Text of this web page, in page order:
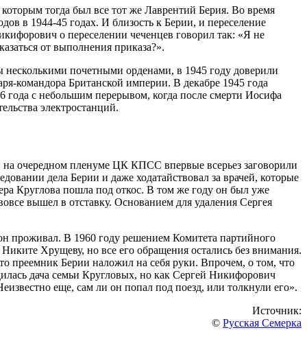
тогда был все тот же Лаврентий Берия. Во время
в 1944-45 годах. И близость к Берии, и переселение
о переселении чеченцев говорил так: «Я не
от выполнения приказа?».
почетными орденами, в 1945 году доверили
командора Британской империи. В декабре 1945 года
с небольшим перерывом, когда после смерти Иосифа
электростанций.
очередном пленуме ЦК КПСС впервые всерьез заговорили
дела Берии и даже ходатайствовал за врачей, которые
Круглова пошла под откос. В том же году он был уже
вышел в отставку. Основанием для удаления Сергея
проживал. В 1960 году решением Комитета партийного
Хрущеву, но все его обращения остались без внимания.
преемник Берии наложил на себя руки. Впрочем, о том, что
дача семьи Кругловых, но как Сергей Никифорович
еще, сам ли он попал под поезд, или толкнули его».
Источник:
© Русская Семерка